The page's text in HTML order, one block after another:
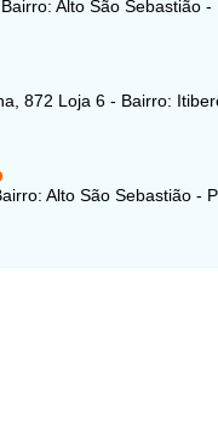
Alto São Sebastião
872 Loja 6 - Bairro:
Alto São Sebastião -